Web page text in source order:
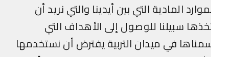
المادية التي بين أيدينا والتي نريد أن
سبيلنا للوصول إلى الأهداف التي
في ميدان التربية يفترض أن نستخدمها